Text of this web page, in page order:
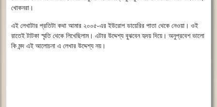
খোকনরা।
এই লেখাটার প্রতিটা কথা আমার ২০০৫-এর ইউরোপ ডায়েরির পাতা থেকে নেওয়া। ওই
রাতেই টাটকা স্মৃতি থেকে লিখেছিলাম। এটার উদ্দেশ্য বুঝবেন হৃদয় দিয়ে। অনুপ্রবেশ ভালো
কি মন্দ এই আলোচনা এ লেখার উদ্দেশ্য নয়।